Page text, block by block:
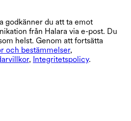
godkänner du att ta emot
från Halara via e-post. Du
helst. Genom att fortsätta
och bestämmelser,
, Integritetspolicy.